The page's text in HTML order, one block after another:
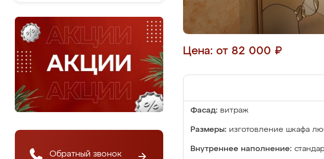
Обратный звонок
Цена: от 82 000 ₽
Фасад: витраж
Размеры: изготовление шкафа
Внутреннее наполнение: